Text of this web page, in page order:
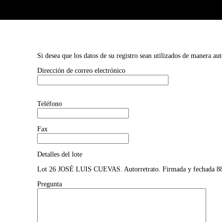
Si desea que los datos de su registro sean utilizados de manera
Dirección de correo electrónico
Teléfono
Fax
Detalles del lote
Lot 26 JOSÉ LUIS CUEVAS. Autorretrato. Firmada y fechada
Pregunta